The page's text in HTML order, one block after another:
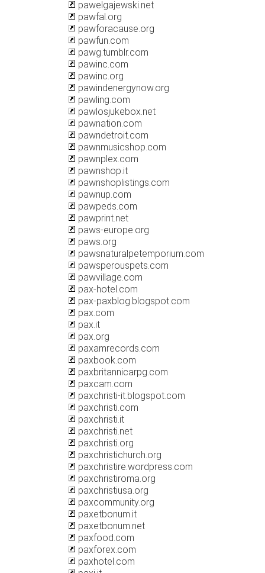
pawelgajewski.net
pawfal.org
pawforacause.org
pawfun.com
pawg.tumblr.com
pawinc.com
pawinc.org
pawindenergynow.org
pawling.com
pawlosjukebox.net
pawnation.com
pawndetroit.com
pawnmusicshop.com
pawnplex.com
pawnshop.it
pawnshoplistings.com
pawnup.com
pawpeds.com
pawprint.net
paws-europe.org
paws.org
pawsnaturalpetemporium.com
pawsperouspets.com
pawvillage.com
pax-hotel.com
pax-paxblog.blogspot.com
pax.com
pax.it
pax.org
paxamrecords.com
paxbook.com
paxbritannicarpg.com
paxcam.com
paxchristi-it.blogspot.com
paxchristi.com
paxchristi.it
paxchristi.net
paxchristi.org
paxchristichurch.org
paxchristire.wordpress.com
paxchristiroma.org
paxchristiusa.org
paxcommunity.org
paxetbonum.it
paxetbonum.net
paxfood.com
paxforex.com
paxhotel.com